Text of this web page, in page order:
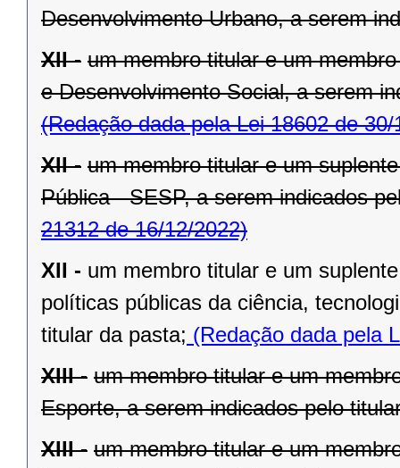
Desenvolvimento Urbano, a serem
XII - um membro titular e um
e Desenvolvimento Social, a serem
(Redação dada pela Lei 18602 de 30/
XII - um membro titular e um
Pública - SESP, a serem indicados
21312 de 16/12/2022)
XII - um membro titular e um
políticas públicas da ciência,
titular da pasta; (Redação dada pela
XIII - um membro titular e um
Esporte, a serem indicados pelo
XIII - um membro titular e um